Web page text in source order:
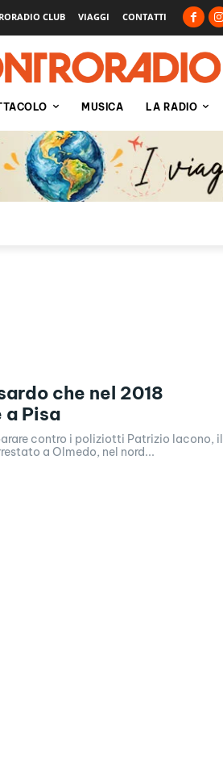
CLUB VIAGGI CONTATTI
MUSICA LA RADIO
che nel 2018
a Pisa
contro i poliziotti Patrizio Iacono, il
a Olmedo, nel nord...